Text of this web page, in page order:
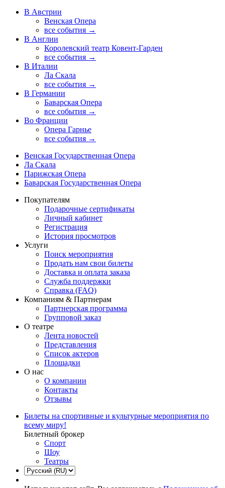
В Австрии
Венская Опера
все события →
В Англии
Королевский театр Ковент-Гарден
все события →
В Италии
Ла Скала
все события →
В Германии
Баварская Опера
все события →
Во Франции
Опера Гарнье
все события →
Венская Государственная Опера
Ла Скала
Парижская Опера
Баварская Государственная Опера
Покупателям
Подарочные сертификаты
Личный кабинет
Регистрация
История просмотров
Услуги
Поиск мероприятия
Продать нам свои билеты
Доставка и оплата заказа
Служба поддержки
Справка (FAQ)
Компаниям & Партнерам
Партнерская программа
Групповой заказ
О театре
Лента новостей
Представления
Список актеров
Площадки
О нас
О компании
Контакты
Отзывы
Билеты на спортивные и культурные мероприятия по
всему миру!
Билетный брокер
Спорт
Шоу
Театры